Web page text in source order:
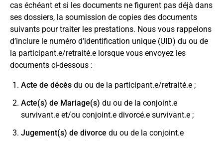
cas échéant et si les documents ne figurent pas déjà dans
ses dossiers, la soumission de copies des documents
suivants pour traiter les prestations. Nous vous rappelons
d’inclure le numéro d’identification unique (UID) du ou de
la participant.e/retraité.e lorsque vous envoyez les
documents ci-dessous :
Acte de décès du ou de la participant.e/retraité.e ;
Acte(s) de Mariage(s) du ou de la conjoint.e
survivant.e et/ou conjoint.e divorcé.e survivant.e ;
Jugement(s) de divorce du ou de la conjoint.e